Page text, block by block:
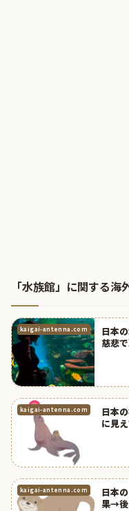
「水族館」に関する海
kaigai-antenna.com
日本
慈悲
kaigai-antenna.com
日本
に見
kaigai-antenna.com
日本
果→後